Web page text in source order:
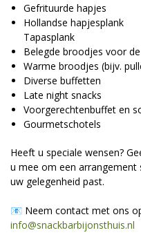
Gefrituurde hapjes
Hollandse hapjesplank
Tapasplank
Belegde broodjes voor
Warme broodjes (bijv.
Diverse buffetten
Late night snacks
Voorgerechtenbuffet en
Gourmetschotels
Heeft u speciale wensen?
u mee om een arrangement
uw gelegenheid past.
📧 Neem contact met ons
info@snackbarbijonsthuis.nl